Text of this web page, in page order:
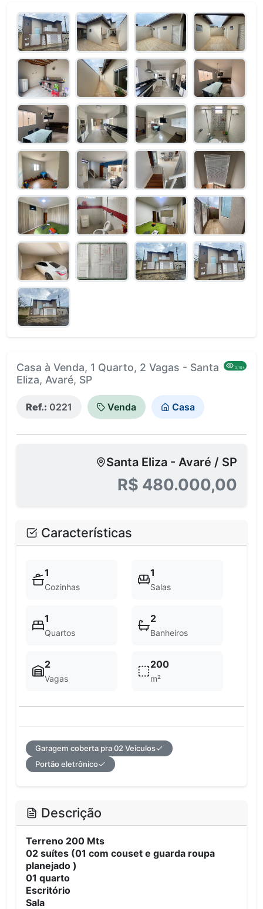
Casa à Venda, 1 Quarto, 2 Vagas - Santa
Eliza, Avaré, SP
3,104
Ref.: 0221 Venda Casa
Santa Eliza - Avaré / SP
R$ 480.000,00
Características
1
Cozinhas
1
Salas
1
Quartos
2
Banheiros
2
Vagas
200
m²
Garagem coberta pra 02 Veiculos
Portão eletrônico
Descrição
Terreno 200 Mts
02 suítes (01 com couset e guarda roupa
planejado )
01 quarto
Escritório
Sala